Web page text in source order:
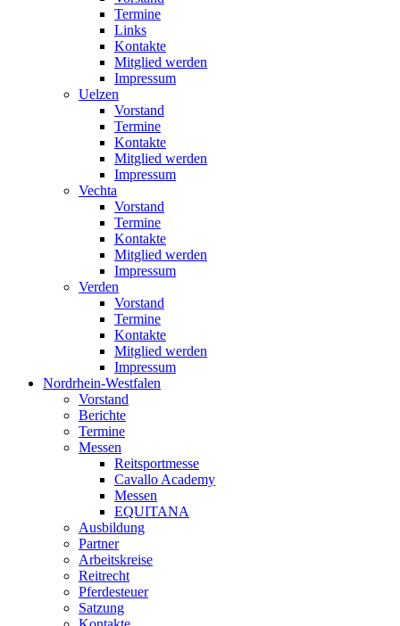
Termine
Links
Kontakte
Mitglied werden
Impressum
Uelzen
Vorstand
Termine
Kontakte
Mitglied werden
Impressum
Vechta
Vorstand
Termine
Kontakte
Mitglied werden
Impressum
Verden
Vorstand
Termine
Kontakte
Mitglied werden
Impressum
Nordrhein-Westfalen
Vorstand
Berichte
Termine
Messen
Reitsportmesse
Cavallo Academy
Messen
EQUITANA
Ausbildung
Partner
Arbeitskreise
Reitrecht
Pferdesteuer
Satzung